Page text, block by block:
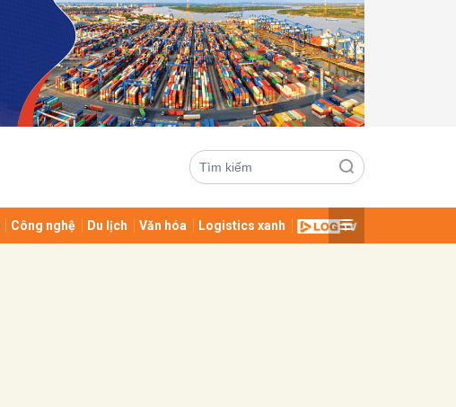
Công nghệ Du lịch Văn hóa Logistics xanh